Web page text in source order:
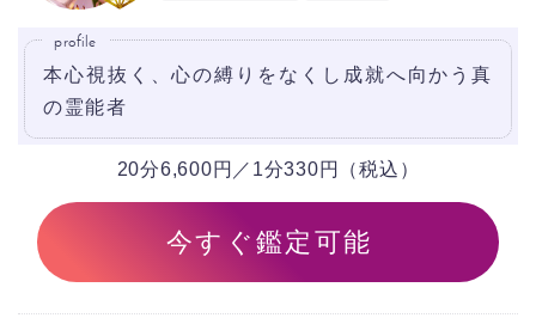
profile
本心視抜く、心の縛りをなくし成就へ向かう真
の霊能者
20分6,600円／1分330円（税込）
今すぐ鑑定可能